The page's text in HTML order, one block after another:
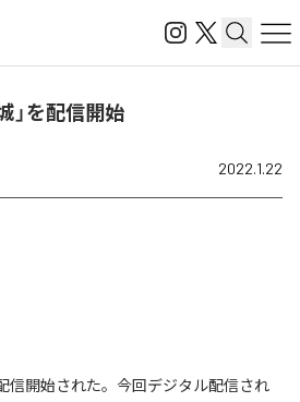
」を配信開始
2022.1.22
信開始された。今回デジタル配信され